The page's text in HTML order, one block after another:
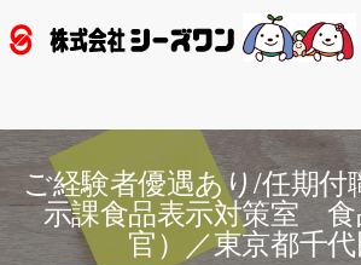
ご経験者優遇あり/任期付
示課食品表示対策室 食
官）／東京都千